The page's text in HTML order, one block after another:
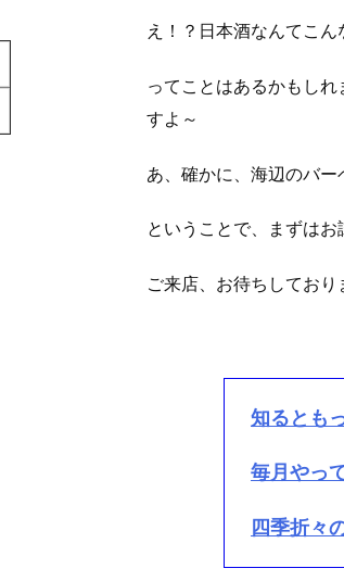
え！？日本酒なんてこ
ってことはあるかもし
すよ～
あ、確かに、海辺のバ
ということで、まずは
ご来店、お待ちしており
知るとも
毎月やっ
四季折々